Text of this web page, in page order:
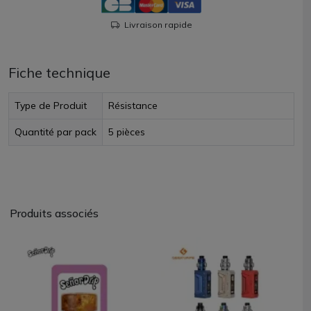
Livraison rapide
Fiche technique
Type de Produit Résistance
Quantité par pack 5 pièces
Produits associés